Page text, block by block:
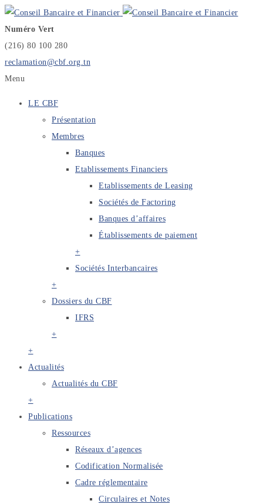
Numéro Vert
(216) 80 100 280
reclamation@cbf.org.tn
Menu
LE CBF
Présentation
Membres
Banques
Etablissements Financiers
Etablissements de Leasing
Sociétés de Factoring
Banques d’affaires
Établissements de paiement
+
Sociétés Interbancaires
+
Dossiers du CBF
IFRS
+
+
Actualités
Actualités du CBF
+
Publications
Ressources
Réseaux d’agences
Codification Normalisée
Cadre réglementaire
Circulaires et Notes